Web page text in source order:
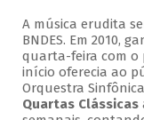
A música erudita
BNDES. Em 2010,
quarta-feira com o
início oferecia ao
Orquestra
Quartas Clássicas